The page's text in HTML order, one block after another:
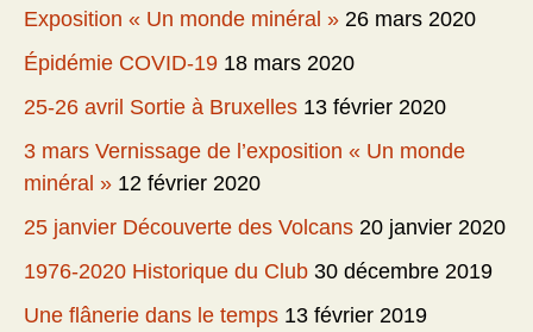
Exposition « Un monde minéral » 26 mars 2020
Épidémie COVID-19 18 mars 2020
25-26 avril Sortie à Bruxelles 13 février 2020
3 mars Vernissage de l’exposition « Un monde
minéral » 12 février 2020
25 janvier Découverte des Volcans 20 janvier 2020
1976-2020 Historique du Club 30 décembre 2019
Une flânerie dans le temps 13 février 2019